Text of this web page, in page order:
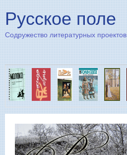
Русское поле
Содружество литературных проектов